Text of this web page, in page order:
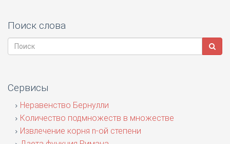
Поиск слова
Сервисы
Неравенство Бернулли
Количество подмножеств в множестве
Извлечение корня n-ой степени